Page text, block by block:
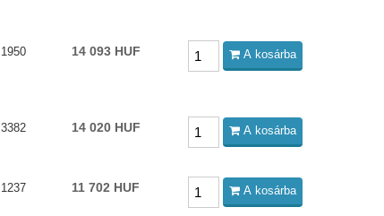
1950 14 093 HUF A kosárba
3382 14 020 HUF A kosárba
1237 11 702 HUF A kosárba